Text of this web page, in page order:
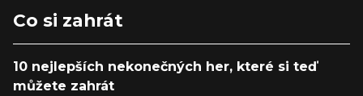
Co si zahrát
10 nejlepších nekonečných her, které si teď
můžete zahrát